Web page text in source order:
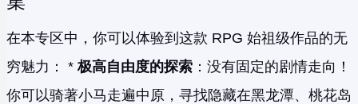
在本专区中，你可以体验到这款 RPG 始祖级作品的无
穷魅力： *极高自由度的探索 ：没有固定的剧情走向！
你可以骑著小马走遍中原，寻找隐藏在黑龙潭、桃花岛